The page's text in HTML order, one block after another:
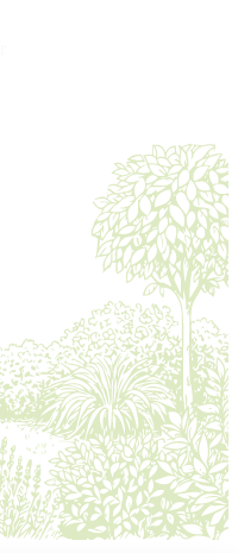
|Mentions
| Conception :Agence